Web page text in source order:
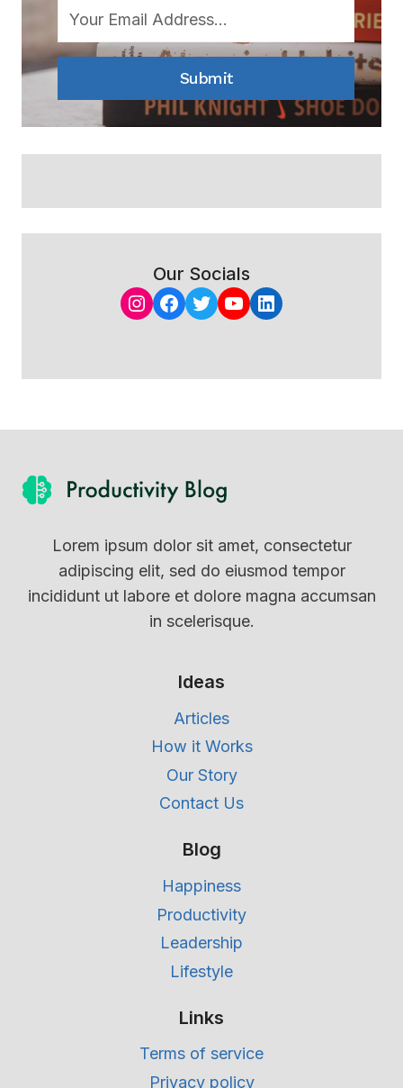
Submit
Our Socials
Instagram
Facebook
Twitter
YouTube
LinkedIn
Lorem ipsum dolor sit amet, consectetur
adipiscing elit, sed do eiusmod tempor
incididunt ut labore et dolore magna accumsan
in scelerisque.
Ideas
Articles
How it Works
Our Story
Contact Us
Blog
Happiness
Productivity
Leadership
Lifestyle
Links
Terms of service
Privacy policy